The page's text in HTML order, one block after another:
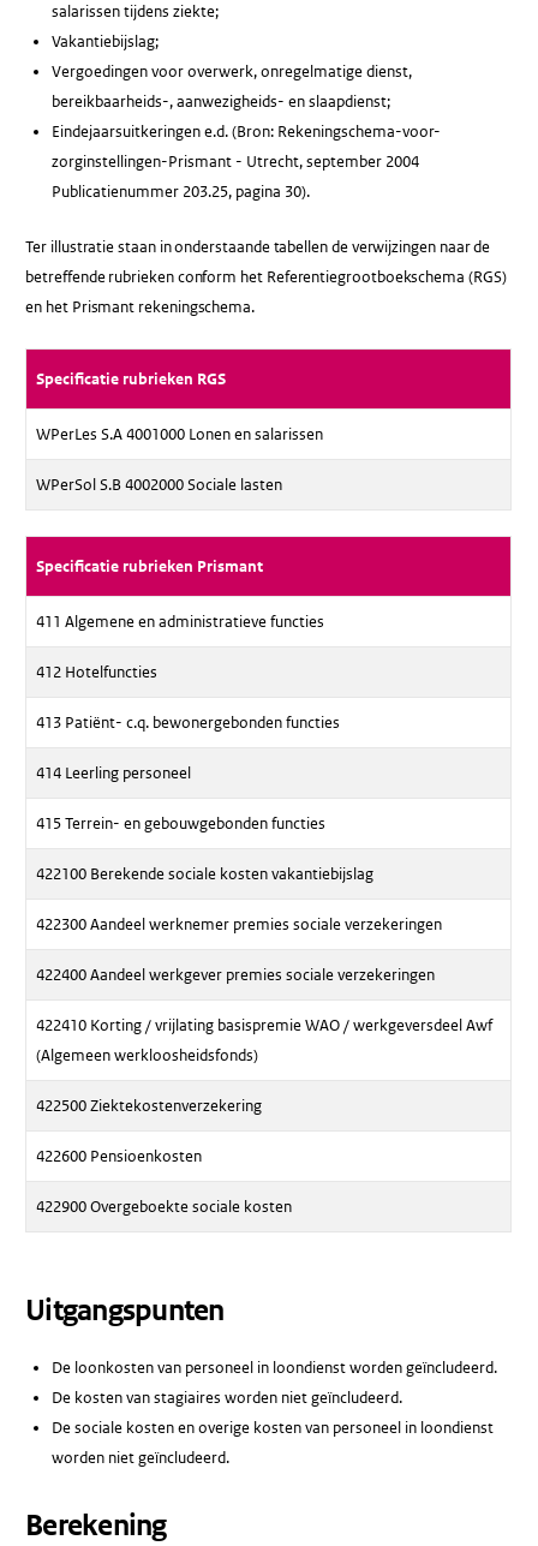
salarissen tijdens ziekte;
Vakantiebijslag;
Vergoedingen voor overwerk, onregelmatige dienst,
bereikbaarheids-, aanwezigheids- en slaapdienst;
Eindejaarsuitkeringen e.d. (Bron: Rekeningschema-voor-
zorginstellingen-Prismant - Utrecht, september 2004
Publicatienummer 203.25, pagina 30).
Ter illustratie staan in onderstaande tabellen de verwijzingen naar de
betreffende rubrieken conform het Referentiegrootboekschema (RGS)
en het Prismant rekeningschema.
Specificatie rubrieken RGS
WPerLes S.A 4001000 Lonen en salarissen
WPerSol S.B 4002000 Sociale lasten
Specificatie rubrieken Prismant
411 Algemene en administratieve functies
412 Hotelfuncties
413 Patiënt- c.q. bewonergebonden functies
414 Leerling personeel
415 Terrein- en gebouwgebonden functies
422100 Berekende sociale kosten vakantiebijslag
422300 Aandeel werknemer premies sociale verzekeringen
422400 Aandeel werkgever premies sociale verzekeringen
422410 Korting / vrijlating basispremie WAO / werkgeversdeel Awf
(Algemeen werkloosheidsfonds)
422500 Ziektekostenverzekering
422600 Pensioenkosten
422900 Overgeboekte sociale kosten
Uitgangspunten
De loonkosten van personeel in loondienst worden geïncludeerd.
De kosten van stagiaires worden niet geïncludeerd.
De sociale kosten en overige kosten van personeel in loondienst
worden niet geïncludeerd.
Berekening